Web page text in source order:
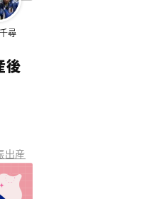
尋
後
出産